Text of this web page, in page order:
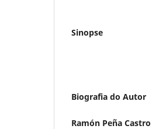
Sinopse
Biografia do Autor
Ramón Peña Castro